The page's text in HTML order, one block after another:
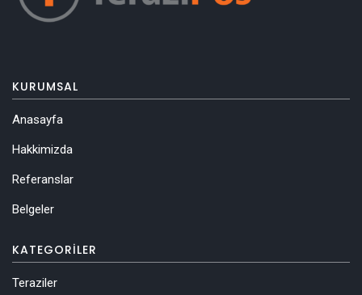
KURUMSAL
Anasayfa
Hakkimizda
Referanslar
Belgeler
KATEGORILER
Teraziler